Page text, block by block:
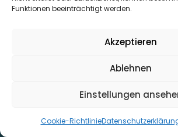
Funktionen beeinträchtigt werden.
Akzeptieren
Ablehnen
Einstellungen
Cookie-Richtlinie
Kontakt
Telefon: + 49 5571 – 8088 200
info@stadtwerke-uslar.de
Impressum|Datenschutz